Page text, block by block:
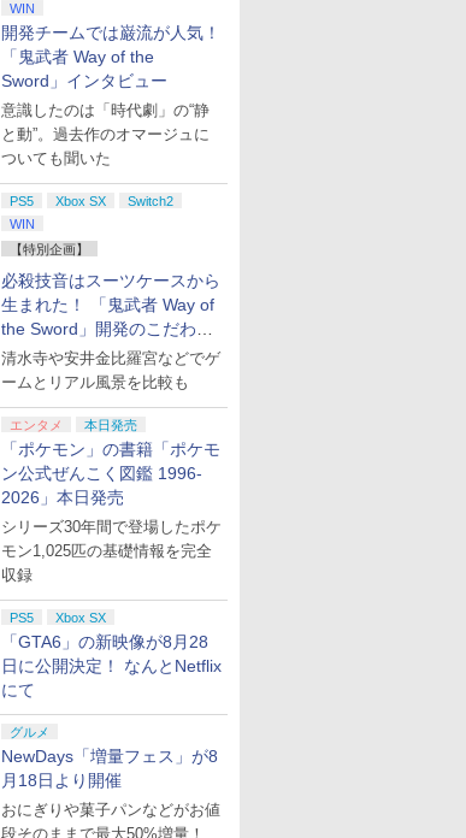
WIN
開発チームでは巌流が人気！
「鬼武者 Way of the
Sword」インタビュー
意識したのは「時代劇」の“静
と動”。過去作のオマージュに
ついても聞いた
PS5 Xbox SX
Switch2
WIN
【特別企画】
必殺技音はスーツケースから
生まれた！ 「鬼武者 Way of
the Sword」開発のこだわり
を目撃！
清水寺や安井金比羅宮などでゲ
ームとリアル風景を比較も
エンタメ 本日発売
「ポケモン」の書籍「ポケモ
ン公式ぜんこく図鑑 1996-
2026」本日発売
シリーズ30年間で登場したポケ
モン1,025匹の基礎情報を完全
収録
PS5 Xbox SX
「GTA6」の新映像が8月28
日に公開決定！ なんとNetflix
にて
グルメ
NewDays「増量フェス」が8
月18日より開催
おにぎりや菓子パンなどがお値
段そのままで最大50%増量！